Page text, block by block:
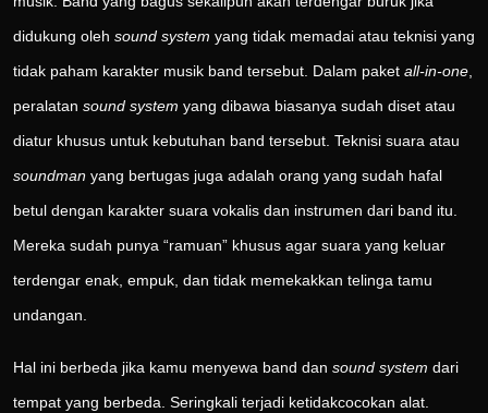
didukung oleh sound system yang tidak memadai atau teknisi yang
tidak paham karakter musik band tersebut. Dalam paket all-in-one
peralatan sound system yang dibawa biasanya sudah diset atau
diatur khusus untuk kebutuhan band tersebut. Teknisi suara atau
soundman yang bertugas juga adalah orang yang sudah hafal
betul dengan karakter suara vokalis dan instrumen dari band itu.
Mereka sudah punya “ramuan” khusus agar suara yang keluar
terdengar enak, empuk, dan tidak memekakkan telinga tamu
undangan.
Hal ini berbeda jika kamu menyewa band dan sound system dari
tempat yang berbeda. Seringkali terjadi ketidakcocokan alat.